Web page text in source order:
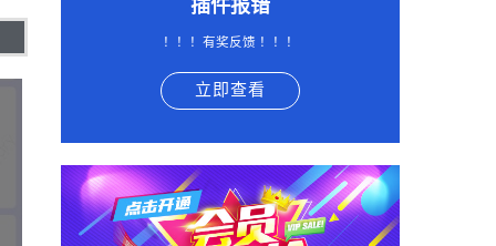
插件报错
！！！有奖反馈 ！！！
立即查看